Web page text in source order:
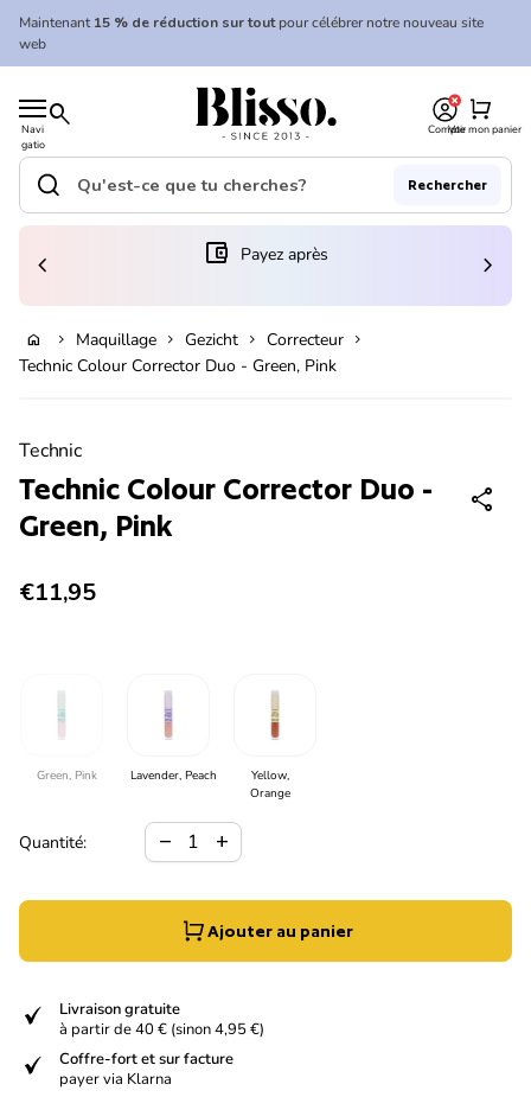
Skip to content
Maintenant15 % de réduction sur toutpour célébrer notre nouveau site
web
Navi
gatio
n
mobil
search
Accueil
CompteVoir mon panier
shopping_cart
Accueil
Recherche"
search Rechercher
(le lien s'ouvre dans un nouvel onglet/fenêtre)
account_balance_wallet Payez après
chevron_left chevron_right
home chevron_right Maquillage chevron_right Gezicht chevron_right Correcteur chevron_right
Technic Colour Corrector Duo - Green, Pink
Technic
Technic Colour Corrector Duo -
Green, Pink
share
Prix normal
€11,95
Green, Pink Lavender, Peach
Yellow,
Orange
Quantité:
Diminuer la quantité pour
remove
Augmenter la quantité pour
add
Ajouter au panier
verified
Livraison gratuite
à partir de 40 € (sinon 4,95 €)
verified
Coffre-fort et sur facture
payer via Klarna